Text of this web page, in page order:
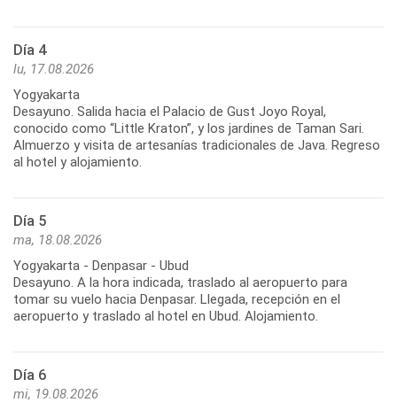
Día 4
lu, 17.08.2026
Yogyakarta
Desayuno. Salida hacia el Palacio de Gust Joyo Royal,
conocido como “Little Kraton”, y los jardines de Taman Sari.
Almuerzo y visita de artesanías tradicionales de Java. Regreso
al hotel y alojamiento.
Día 5
ma, 18.08.2026
Yogyakarta - Denpasar - Ubud
Desayuno. A la hora indicada, traslado al aeropuerto para
tomar su vuelo hacia Denpasar. Llegada, recepción en el
aeropuerto y traslado al hotel en Ubud. Alojamiento.
Día 6
mi, 19.08.2026